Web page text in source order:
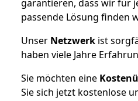
garantieren, dass wir für
passende Lösung finden
Unser Netzwerk ist
haben viele Jahre
Sie möchten eine
Sie sich jetzt kostenlose